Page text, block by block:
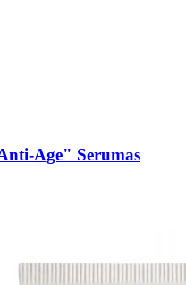
Age" Serumas